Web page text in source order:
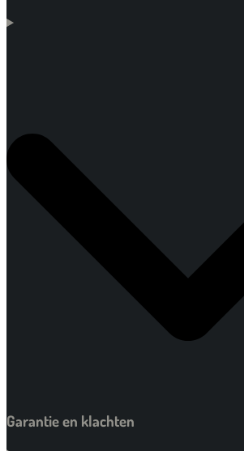
Garantie en klachten